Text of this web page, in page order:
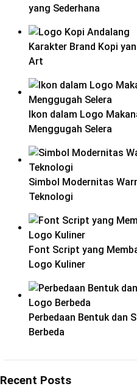
yang Sederhana
Karakter Brand Kopi
Art
Ikon dalam Logo
Menggugah Selera
Simbol Modernitas
Teknologi
Font Script yang
Logo Kuliner
Perbedaan Bentuk dan
Berbeda
Recent Posts